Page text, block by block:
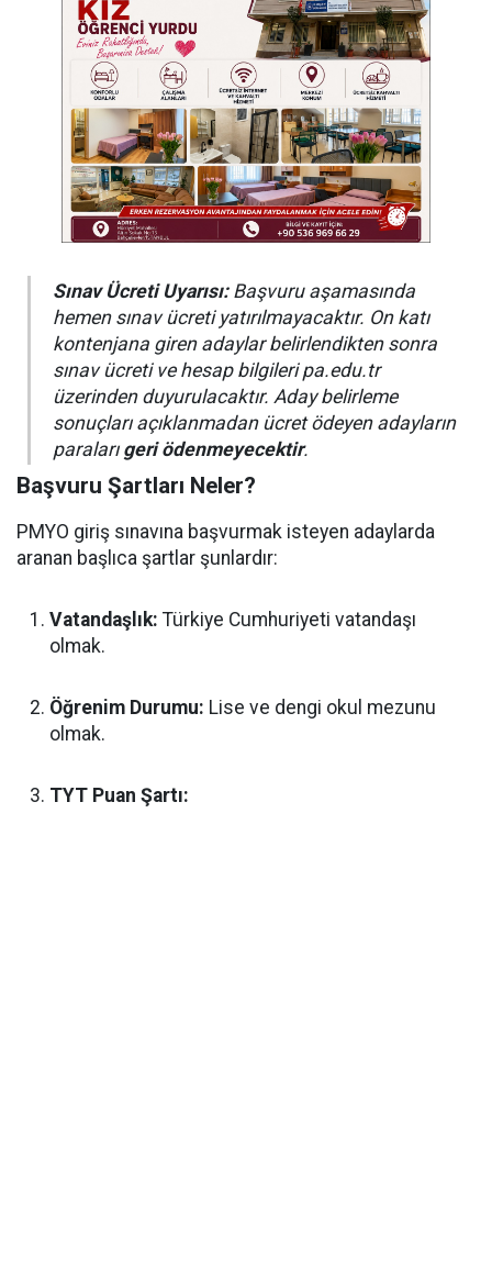
Sınav Ücreti Uyarısı:Başvuru aşamasında
hemen sınav ücreti yatırılmayacaktır. On katı
kontenjana giren adaylar belirlendikten sonra
sınav ücreti ve hesap bilgileri pa.edu.tr
üzerinden duyurulacaktır. Aday belirleme
sonuçları açıklanmadan ücret ödeyen adayların
paraları geri ödenmeyecektir.
Başvuru Şartları Neler?
PMYO giriş sınavına başvurmak isteyen adaylarda
aranan başlıca şartlar şunlardır:
Vatandaşlık: Türkiye Cumhuriyeti vatandaşı
olmak.
Öğrenim Durumu: Lise ve dengi okul mezunu
olmak.
TYT Puan Şartı: